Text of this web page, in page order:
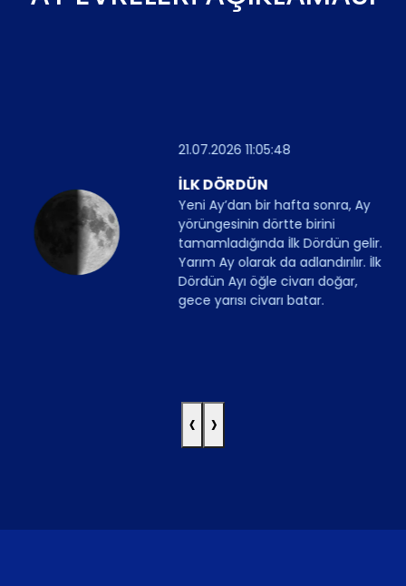
21.07.2026 11:05:48
İLK DÖRDÜN
Yeni Ay’dan bir hafta sonra, Ay
yörüngesinin dörtte birini
tamamladığında İlk Dördün gelir.
Yarım Ay olarak da adlandırılır. İlk
Dördün Ayı öğle civarı doğar,
gece yarısı civarı batar.
‹ ›